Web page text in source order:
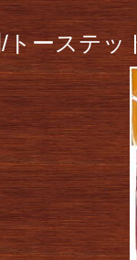
/トーステ